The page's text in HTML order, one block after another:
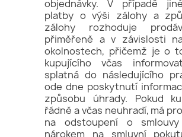
objednávky. V případě
platby o výši zálohy a
zálohy rozhoduje
přiměřeně a v závislosti
okolnostech, přičemž je o
kupujícího včas
splatná do následujícího
ode dne poskytnutí
způsobu úhrady. Pokud
řádně a včas neuhradí, má
na odstoupení o
nárokem na smluvní